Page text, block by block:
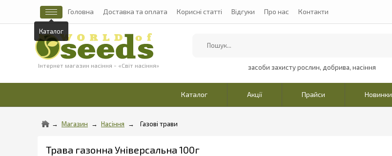
Головна Доставка та оплата Корисні статті Відгуки Про нас Контакти
Інтернет магазин насіння - «Світ насіння» засоби захисту рослин, добрива, насіння
Каталог Акції Прайси Новинки
Магазин Насіння Газові трави
Трава газонна Універсальна 100г